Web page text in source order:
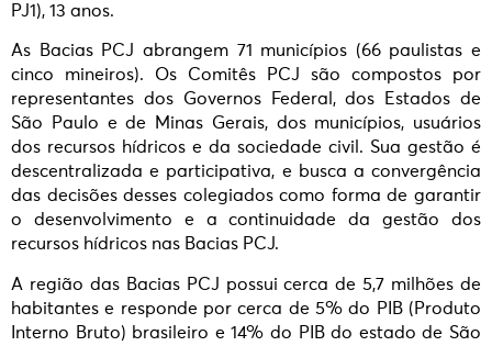
PJ1), 13 anos.
As Bacias PCJ abrangem 71 municípios (66 paulistas e
cinco mineiros). Os Comitês PCJ são compostos por
representantes dos Governos Federal, dos Estados de
São Paulo e de Minas Gerais, dos municípios, usuários
dos recursos hídricos e da sociedade civil. Sua gestão é
descentralizada e participativa, e busca a convergência
das decisões desses colegiados como forma de garantir
o desenvolvimento e a continuidade da gestão dos
recursos hídricos nas Bacias PCJ.
A região das Bacias PCJ possui cerca de 5,7 milhões de
habitantes e responde por cerca de 5% do PIB (Produto
Interno Bruto) brasileiro e 14% do PIB do estado de São